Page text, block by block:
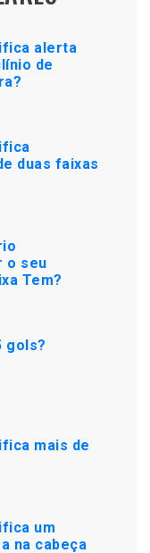
alerta
de
duas faixas
o seu
Tem?
gols?
mais de
um
na cabeça